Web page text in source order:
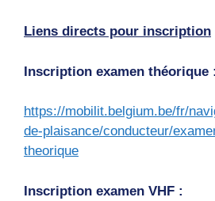
Liens directs pour inscription
Inscription examen théorique :
https://mobilit.belgium.be/fr/
de-plaisance/conducteur/
theorique
Inscription examen VHF :